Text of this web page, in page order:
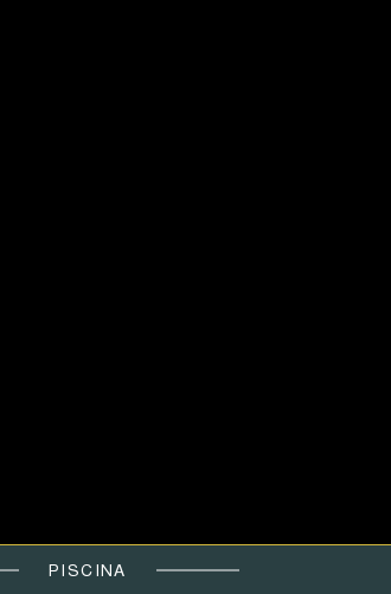
PISCINA